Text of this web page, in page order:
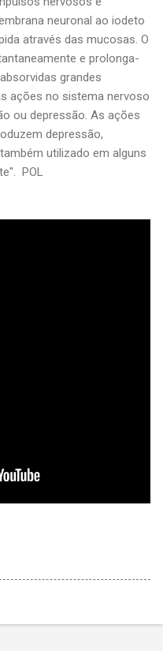
neuronal ao iodeto
através das mucosas. O
e prolonga-
grandes
ações no sistema nervoso
ou depressão. As ações
depressão,
utilizado em alguns
POL